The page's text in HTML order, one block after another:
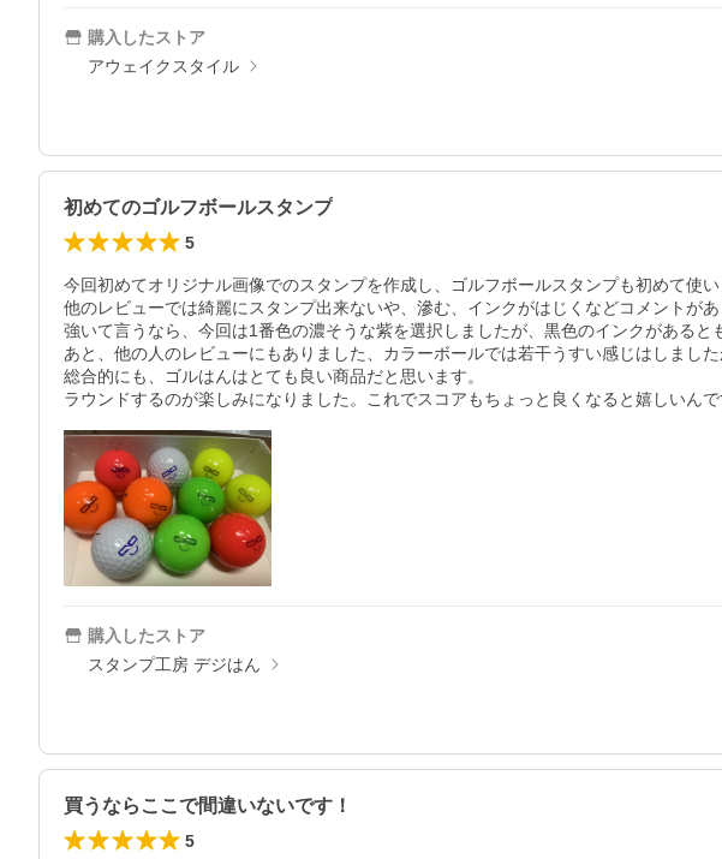
購入したストア
アウェイクスタイル
初めてのゴルフボールスタンプ
5
今回初めてオリジナル画像でのスタンプを作成し、ゴルフボールスタンプも初めて使い
他のレビューでは綺麗にスタンプ出来ないや、滲む、インクがはじくなどコメントが
強いて言うなら、今回は1番色の濃そうな紫を選択しましたが、黒色のインクがあると
あと、他の人のレビューにもありました、カラーボールでは若干うすい感じはしまし
総合的にも、ゴルはんはとても良い商品だと思います。
ラウンドするのが楽しみになりました。これでスコアもちょっと良くなると嬉しいんで
購入したストア
スタンプ工房 デジはん
買うならここで間違いないです！
5